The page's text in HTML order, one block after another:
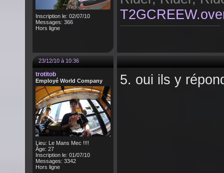
Inscription le: 02/07/10
Messages: 366
Hors ligne
23/12/10 à 10:36
trotitob
Employé World Company
Lieu: Le Mans Mec !!!!
Âge: 27
Inscription le: 01/07/10
Messages: 3342
Hors ligne
5. oui ils y